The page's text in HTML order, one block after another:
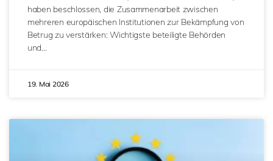
haben beschlossen, die Zusammenarbeit zwischen
mehreren europäischen Institutionen zur Bekämpfung von
Betrug zu verstärken: Wichtigste beteiligte Behörden
und…
19. Mai 2026